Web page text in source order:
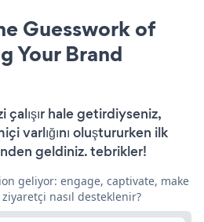
Guesswork of
Your Brand
hale getirdiyseniz,
varlığını oluştururken ilk
geldiniz. tebrikler!
geliyor: engage, captivate, make
ziyaretçi nasıl desteklenir?